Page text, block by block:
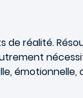
de réalité.
émotionnelle,